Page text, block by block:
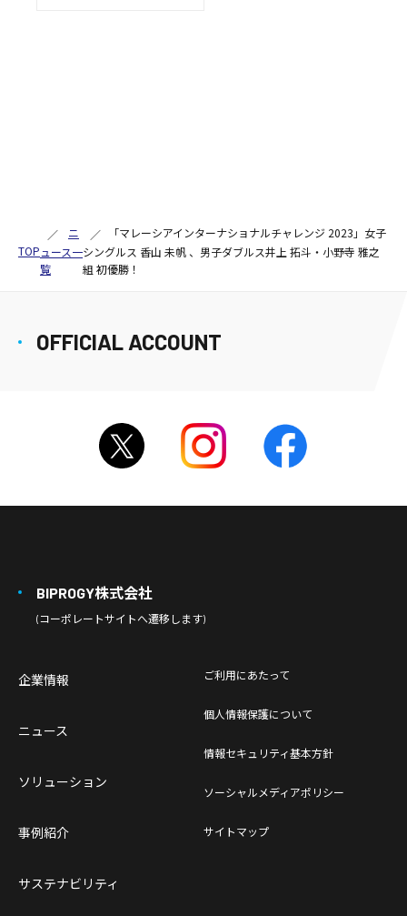
TOP
ニ
ュース一
覧
「マレーシアインターナショナルチャレンジ 2023」女子
シングルス 香山 未帆 、男子ダブルス井上 拓斗・小野寺 雅之
組 初優勝！
OFFICIAL ACCOUNT
BIPROGY株式会社
(コーポレートサイトへ遷移します)
企業情報
ニュース
ソリューション
事例紹介
サステナビリティ
ご利用にあたって
個人情報保護について
情報セキュリティ基本方針
ソーシャルメディアポリシー
サイトマップ